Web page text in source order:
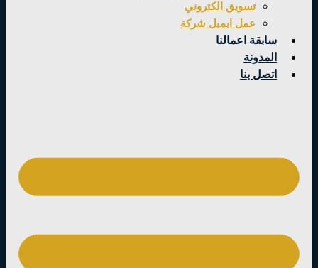
تسويق الكتروني
عمل ايميل شركة
سابقة اعمالنا
المدونة
اتصل بنا